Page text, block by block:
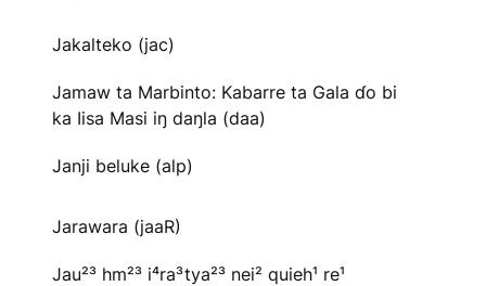
Jakalteko (jac)
Jamaw ta Marbinto: Kabarre ta Gala ɗo bi
ka Iisa Masi iŋ daŋla (daa)
Janji beluke (alp)
Jarawara (jaaR)
Jau²³ hm²³ i⁴ra³tya²³ nei² quieh¹ re¹